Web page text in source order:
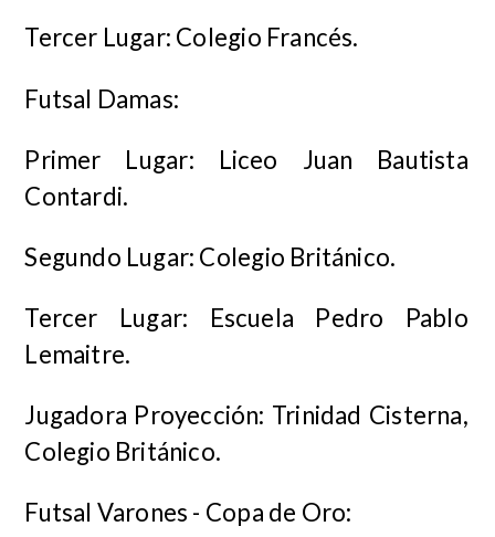
Tercer Lugar: Colegio Francés.
Futsal Damas:
Primer Lugar: Liceo Juan Bautista
Contardi.
Segundo Lugar: Colegio Británico.
Tercer Lugar: Escuela Pedro Pablo
Lemaitre.
Jugadora Proyección: Trinidad Cisterna,
Colegio Británico.
Futsal Varones - Copa de Oro: